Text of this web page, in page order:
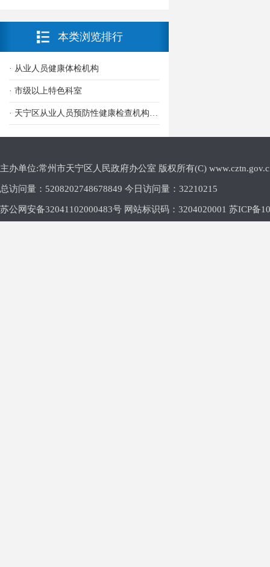
本类浏览排行
· 从业人员健康体检机构
· 市级以上特色科室
· 天宁区从业人员预防性健康检查机构名单(截至2025年4月)
主办单位:常州市天宁区人民政府办公室 版权所有(C)
总访问量： 5208202748678849 今日访问量： 32210215
苏公网安备32041102000483号 网站标识码：3204020001 苏ICP备